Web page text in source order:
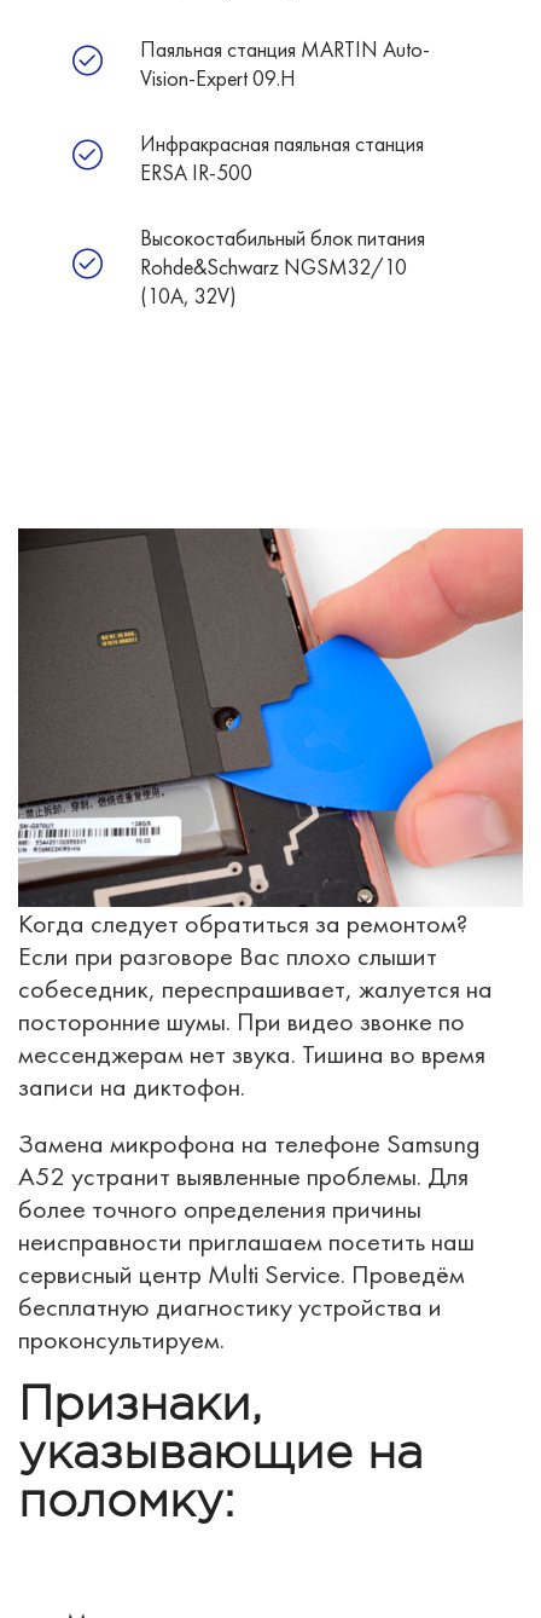
Паяльная станция MARTIN Auto-
Vision-Expert 09.H
Инфракрасная паяльная станция
ERSA IR-500
Высокостабильный блок питания
Rohde&Schwarz NGSM32/10
(10А, 32V)
Когда следует обратиться за ремонтом?
Если при разговоре Вас плохо слышит
собеседник, переспрашивает, жалуется на
посторонние шумы. При видео звонке по
мессенджерам нет звука. Тишина во время
записи на диктофон.
Замена микрофона на телефоне Samsung
A52 устранит выявленные проблемы. Для
более точного определения причины
неисправности приглашаем посетить наш
сервисный центр Multi Service. Проведём
бесплатную диагностику устройства и
проконсультируем.
Признаки,
указывающие на
поломку: